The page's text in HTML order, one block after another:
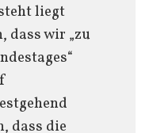
liegt
dass wir „zu
dass die